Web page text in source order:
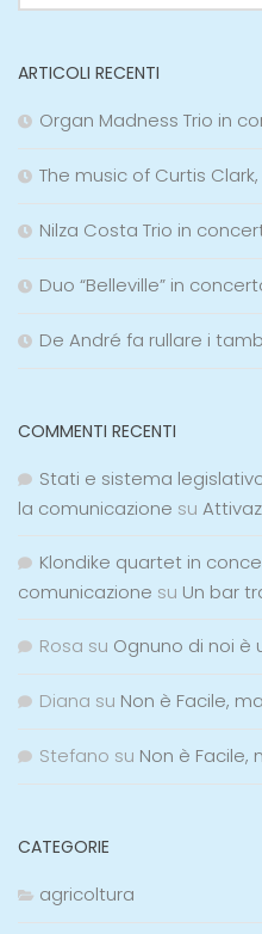
ARTICOLI RECENTI
Organ Madness Trio in
The music of Curtis
Nilza Costa Trio in
Duo “Belleville” in
De André fa rullare i
COMMENTI RECENTI
Stati e sistema
la comunicazione su
Klondike quartet in
comunicazione su Un bar
Rosa su Ognuno di noi è
Diana su Non è Facile,
Stefano su Non è Facile,
CATEGORIE
agricoltura